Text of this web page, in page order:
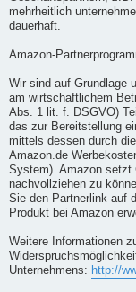
mehrheitlich
dauerhaft.
Amazon-
Wir sind auf Grundlage
am wirtschaftlichem
Abs. 1 lit. f. DSGVO)
das zur Bereitstellung
mittels dessen durch
Amazon.de
System). Amazon setzt
nachvollziehen zu
Sie den Partnerlink auf
Produkt bei Amazon
Weitere Informationen
Unternehmens: http://